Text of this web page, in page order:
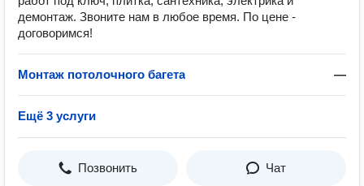
демонтаж. Звоните нам в любое время. По цене -
договоримся!
Монтаж потолочного багета —
Ещё 3 услуги
Позвонить Чат